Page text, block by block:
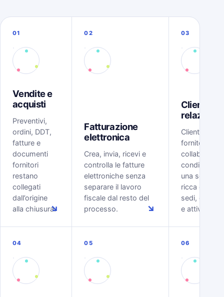
01
Vendite e
acquisti
Preventivi,
ordini, DDT,
fatture e
documenti
fornitori
restano
collegati
dall’origine
alla chiusura.
↘
02
Fatturazione
elettronica
Crea, invia, ricevi e
controlla le fatture
elettroniche senza
separare il lavoro
fiscale dal resto del
processo.
↘
03
Clienti e
relazioni
Clienti, lead,
fornitori e
collaboratori
condividono
una scheda
ricca di
sedi,
e attività.
04 05 06